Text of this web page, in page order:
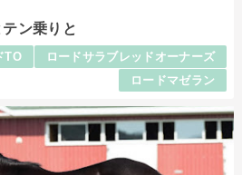
ン乗りと
TO
ロードサラブレッドオーナーズ
ロードマゼラン